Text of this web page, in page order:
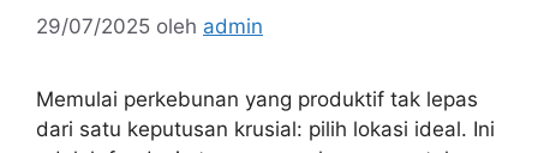
29/07/2025 oleh admin
Memulai perkebunan yang produktif tak lepas
dari satu keputusan krusial: pilih lokasi ideal. Ini